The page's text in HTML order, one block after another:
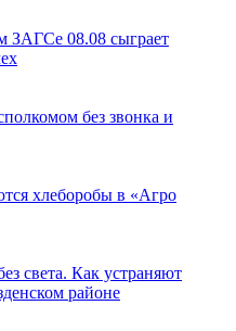
ЗАГСе 08.08 сыграет
без звонка и
хлеборобы в «Агро
света. Как устраняют
районе